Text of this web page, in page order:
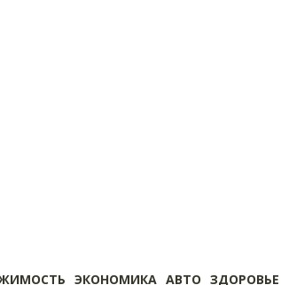
ЭКОНОМИКА АВТО ЗДОРОВЬЕ